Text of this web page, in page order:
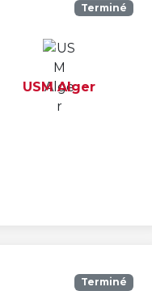
Terminé
USM Alger
Terminé